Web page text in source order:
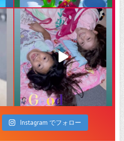
Instagram でフォロー